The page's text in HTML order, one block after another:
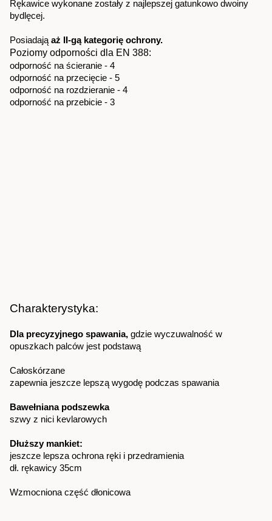
Rękawice wykonane zostały z najlepszej gatunkowo dwoiny
bydlęcej.
Posiadają aż II-gą kategorię ochrony.
Poziomy odporności dla EN 388:
odporność na ścieranie - 4
odporność na przecięcie - 5
odporność na rozdzieranie - 4
odporność na przebicie - 3
Charakterystyka:
Dla precyzyjnego spawania, gdzie wyczuwalność w
opuszkach palców jest podstawą
Całoskórzane
zapewnia jeszcze lepszą wygodę podczas spawania
Bawełniana podszewka
szwy z nici kevlarowych
Dłuższy mankiet:
jeszcze lepsza ochrona ręki i przedramienia
dł. rękawicy 35cm
Wzmocniona część dłonicowa